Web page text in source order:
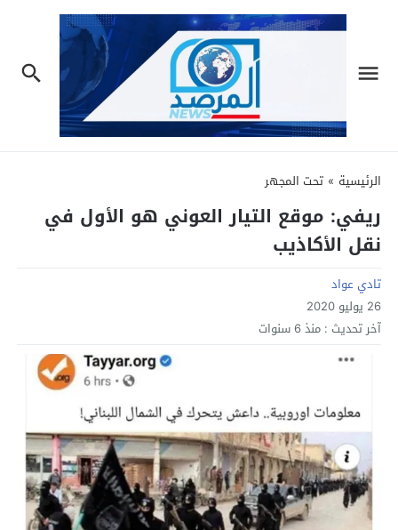
الرئيسية » تحت المجهر
ريفي: موقع التيار العوني هو الأول في
نقل الأكاذيب
تادي عواد
26 يوليو 2020
آخر تحديث : منذ 6 سنوات